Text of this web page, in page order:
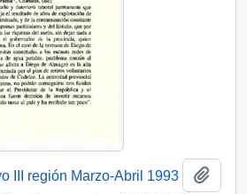
III región Marzo-Abril 1993